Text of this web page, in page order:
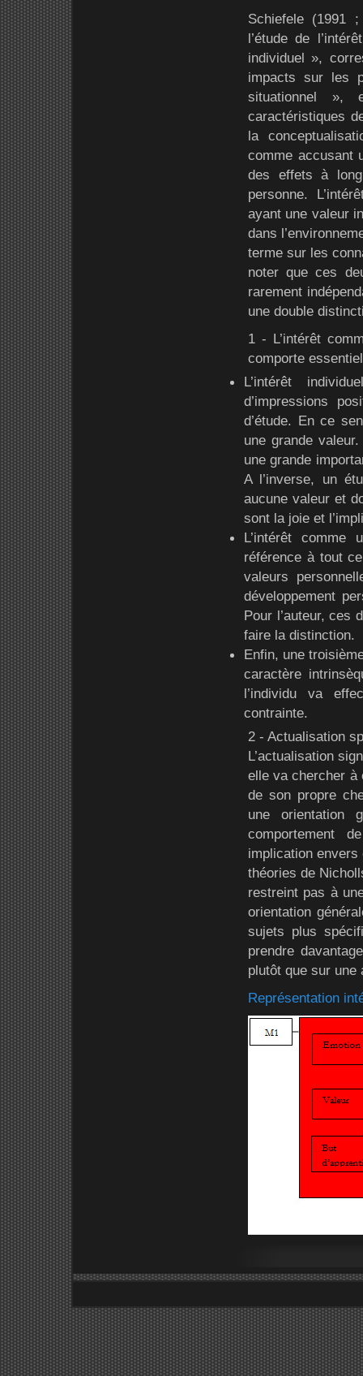
Schiefele (1991
l’étude de
individuel »,
impacts sur les
situationnel »,
caractéristiques
la
comme accusant
des effets à
personne.
ayant une valeur
dans
terme sur les
noter que ces
rarement
une double
1 - L’intérêt
comporte
L’intérêt
d’impressions
d’étude. En ce
une grande
une grande
A l’inverse, un
aucune valeur et
sont la joie et
L’intérêt
référence à tout
valeurs
développement
Pour l’auteur, ces
faire la distinction.
Enfin, une
caractère
l’individu va
contrainte.
2 - Actualisation
L’actualisation
elle va chercher à
de son propre
une orientation
comportement
implication
théories de
restreint pas à
orientation
sujets plus
prendre
plutôt que sur une
Représentation